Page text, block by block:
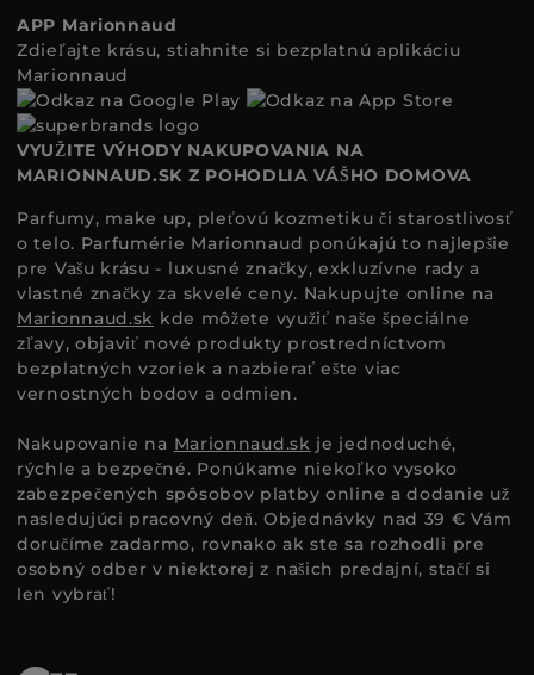
APP Marionnaud
Zdieľajte krásu, stiahnite si bezplatnú aplikáciu
Marionnaud
VYUŽITE VÝHODY NAKUPOVANIA NA
MARIONNAUD.SK Z POHODLIA VÁŠHO DOMOVA
Parfumy, make up, pleťovú kozmetiku či starostlivosť
o telo. Parfumérie Marionnaud ponúkajú to najlepšie
pre Vašu krásu - luxusné značky, exkluzívne rady a
vlastné značky za skvelé ceny. Nakupujte online na
Marionnaud.sk kde môžete využiť naše špeciálne
zľavy, objaviť nové produkty prostredníctvom
bezplatných vzoriek a nazbierať ešte viac
vernostných bodov a odmien.
Nakupovanie na Marionnaud.sk je jednoduché,
rýchle a bezpečné. Ponúkame niekoľko vysoko
zabezpečených spôsobov platby online a dodanie už
nasledujúci pracovný deň. Objednávky nad 39 € Vám
doručíme zadarmo, rovnako ak ste sa rozhodli pre
osobný odber v niektorej z našich predajní, stačí si
len vybrať!